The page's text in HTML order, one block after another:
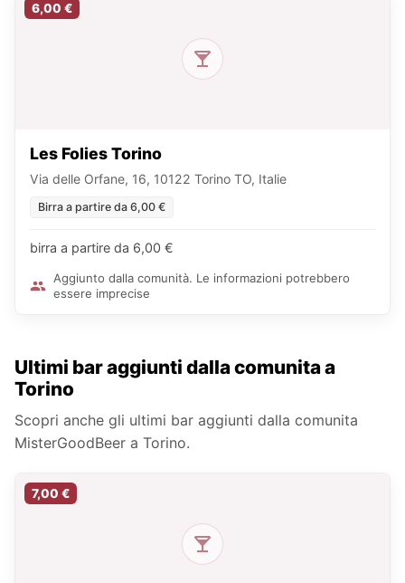
6,00 €
Les Folies Torino
Via delle Orfane, 16, 10122 Torino TO, Italie
Birra a partire da 6,00 €
birra a partire da 6,00 €
Aggiunto dalla comunità. Le informazioni potrebbero
essere imprecise
Ultimi bar aggiunti dalla comunita a
Torino
Scopri anche gli ultimi bar aggiunti dalla comunita
MisterGoodBeer a Torino.
7,00 €